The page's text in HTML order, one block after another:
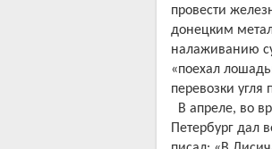
провести
донецким
налаживанию
«поехал
перевозки
В апреле, во
Петербург дал